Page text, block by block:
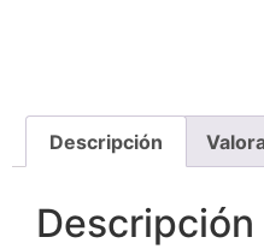
Descripción
Descripción